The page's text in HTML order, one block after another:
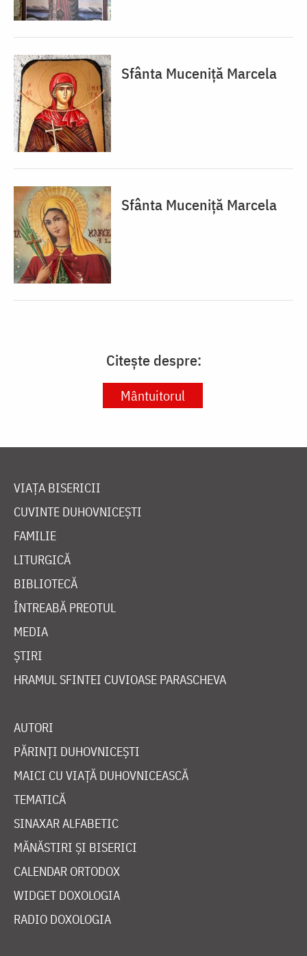
Sfânta Muceniță Marcela
Sfânta Muceniță Marcela
Citește despre:
Mântuitorul
VIAȚA BISERICII
CUVINTE DUHOVNICEȘTI
FAMILIE
LITURGICĂ
BIBLIOTECĂ
ÎNTREABĂ PREOTUL
MEDIA
ȘTIRI
HRAMUL SFINTEI CUVIOASE PARASCHEVA
AUTORI
PĂRINȚI DUHOVNICEȘTI
MAICI CU VIAȚĂ DUHOVNICEASCĂ
TEMATICĂ
SINAXAR ALFABETIC
MĂNĂSTIRI ȘI BISERICI
CALENDAR ORTODOX
WIDGET DOXOLOGIA
RADIO DOXOLOGIA